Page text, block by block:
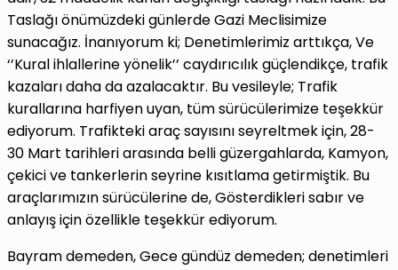
Taslağı önümüzdeki günlerde Gazi Meclisimize
sunacağız. İnanıyorum ki; Denetimlerimiz arttıkça, Ve
‘’Kural ihlallerine yönelik’’ caydırıcılık güçlendikçe, trafik
kazaları daha da azalacaktır. Bu vesileyle; Trafik
kurallarına harfiyen uyan, tüm sürücülerimize teşekkür
ediyorum. Trafikteki araç sayısını seyreltmek için, 28-
30 Mart tarihleri arasında belli güzergahlarda, Kamyon,
çekici ve tankerlerin seyrine kısıtlama getirmiştik. Bu
araçlarımızın sürücülerine de, Gösterdikleri sabır ve
anlayış için özellikle teşekkür ediyorum.
Bayram demeden, Gece gündüz demeden; denetimleri